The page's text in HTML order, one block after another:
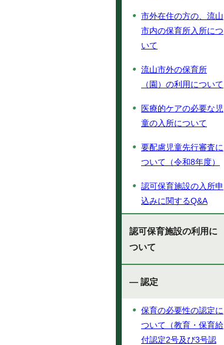
市外在住の方の、流山
市内の保育所入所につ
いて
流山市外の保育所
（園）の利用について
医療的ケアの必要な児
童の入所について
要配慮児童先行審査に
ついて（令和8年度）
認可保育施設の入所申
込みに関するQ&A
認可保育施設の利用に
ついて
— 認定
保育の必要性の認定に
ついて（教育・保育給
付認定2号及び3号認